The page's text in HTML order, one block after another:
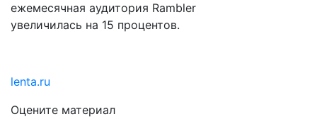
ежемесячная аудитория Rambler
увеличилась на 15 процентов.
lenta.ru
Оцените материал